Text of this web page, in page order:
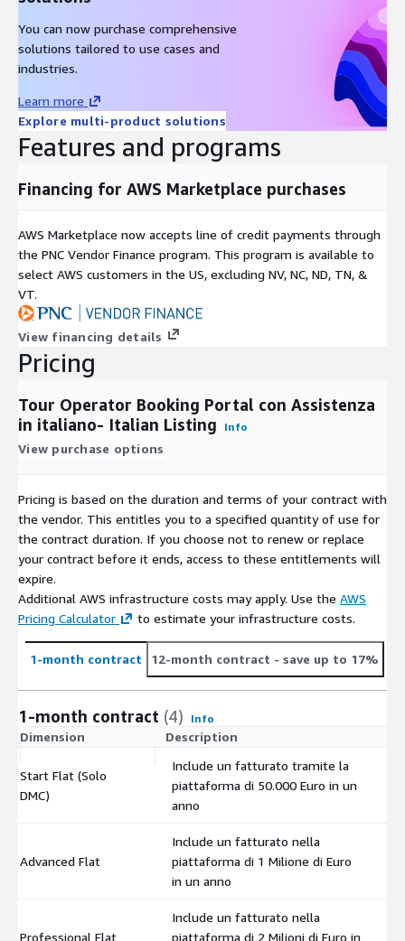
You can now purchase comprehensive
solutions tailored to use cases and
industries.
Learn more
Explore multi-product solutions
Features and programs
Financing for AWS Marketplace purchases
AWS Marketplace now accepts line of credit payments through
the PNC Vendor Finance program. This program is available to
select AWS customers in the US, excluding NV, NC, ND, TN, &
VT.
View financing details
Pricing
Tour Operator Booking Portal con Assistenza
in italiano- Italian Listing
Info
View purchase options
Pricing is based on the duration and terms of your contract with
the vendor. This entitles you to a specified quantity of use for
the contract duration. If you choose not to renew or replace
your contract before it ends, access to these entitlements will
expire.
Additional AWS infrastructure costs may apply. Use the AWS
Pricing Calculator
to estimate your infrastructure costs.
1-month contract 12-month contract - save up to 17%
1-month contract (4) Info
Dimension Description
Start Flat (Solo
DMC)
Include un fatturato tramite la
piattaforma di 50.000 Euro in un
anno
Advanced Flat
Include un fatturato nella
piattaforma di 1 Milione di Euro
in un anno
Professional Flat
Include un fatturato nella
piattaforma di 2 Milioni di Euro in